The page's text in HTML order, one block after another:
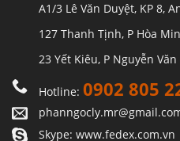
A1/3 Lê Văn Duyệt, KP 8,
127 Thanh Tịnh, P Hòa
23 Yết Kiêu, P Nguyễn
Hotline:0902 805
Skype: www.fedex.com.vn